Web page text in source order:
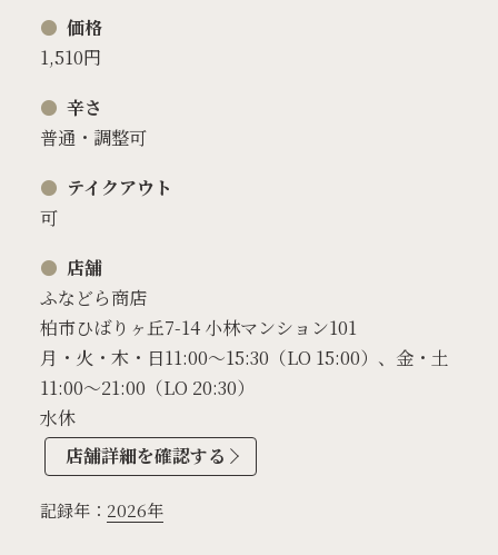
価格
1,510円
辛さ
普通・調整可
テイクアウト
可
店舗
ふなどら商店
柏市ひばりヶ丘7-14 小林マンション101
月・火・木・日11:00～15:30（LO 15:00）、金・土
11:00～21:00（LO 20:30）
水休
店舗詳細を確認する
記録年： 2026年